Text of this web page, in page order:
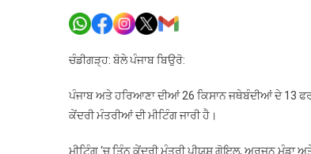
ਚੰਡੀਗੜ੍ਹ: ਬੋਲੇ ਪੰਜਾਬ ਬਿਉਰੋ:
ਪੰਜਾਬ ਅਤੇ ਹਰਿਆਣਾ ਦੀਆਂ 26 ਕਿਸਾਨ ਜਥੇਬੰਦੀਆਂ ਦੇ 13
ਕੇਂਦਰੀ ਮੰਤਰੀਆਂ ਦੀ ਮੀਟਿੰਗ ਜਾਰੀ ਹੈ।
ਮੀਟਿੰਗ ‘ਚ ਤਿੰਨ ਕੇਂਦਰੀ ਮੰਤਰੀ ਪੀਯੂਸ਼ ਗੋਇਲ, ਅਰਜੁਨ ਮੁੰਡਾ